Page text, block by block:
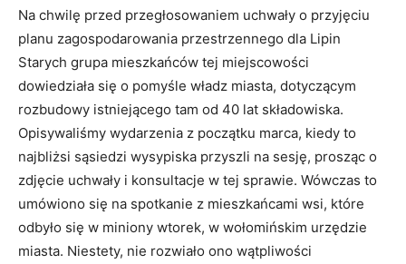
Na chwilę przed przegłosowaniem uchwały o przyjęciu
planu zagospodarowania przestrzennego dla Lipin
Starych grupa mieszkańców tej miejscowości
dowiedziała się o pomyśle władz miasta, dotyczącym
rozbudowy istniejącego tam od 40 lat składowiska.
Opisywaliśmy wydarzenia z początku marca, kiedy to
najbliżsi sąsiedzi wysypiska przyszli na sesję, prosząc o
zdjęcie uchwały i konsultacje w tej sprawie. Wówczas to
umówiono się na spotkanie z mieszkańcami wsi, które
odbyło się w miniony wtorek, w wołomińskim urzędzie
miasta. Niestety, nie rozwiało ono wątpliwości